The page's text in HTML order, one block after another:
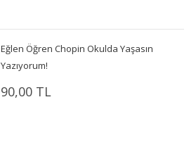
Eğlen Öğren Chopin Okulda Yaşasın
Yazıyorum!
90,00 TL